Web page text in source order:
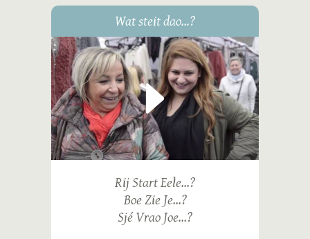
Wat steit dao...?
Rij Start Eele...?
Boe Zie Je...?
Sjé Vrao Joe...?